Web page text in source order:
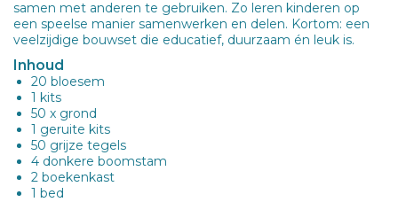
samen met anderen te gebruiken. Zo leren kinderen op
een speelse manier samenwerken en delen. Kortom: een
veelzijdige bouwset die educatief, duurzaam én leuk is.
Inhoud
20 bloesem
1 kits
50 x grond
1 geruite kits
50 grijze tegels
4 donkere boomstam
2 boekenkast
1 bed